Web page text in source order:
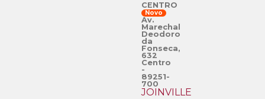
CENTRO
Novo
Av.
Marechal
Deodoro
da
Fonseca,
632
Centro
-
89251-
700
JOINVILLE